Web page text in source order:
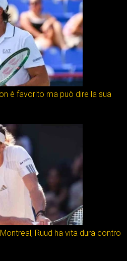
è favorito ma può dire la sua
Ruud ha vita dura contro